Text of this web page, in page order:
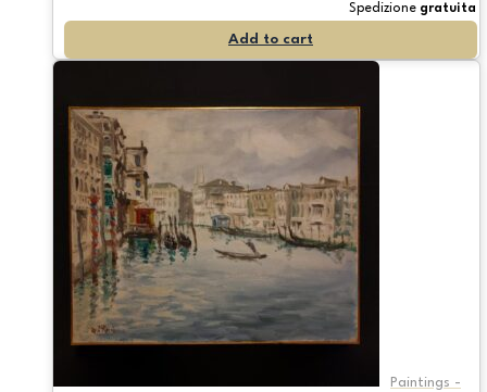
Spedizione gratuita
Add to cart
Paintings -